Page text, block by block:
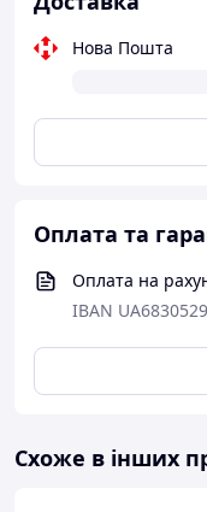
Нова Пошта
Оплата та
Оплата на
IBAN
Схоже в інших